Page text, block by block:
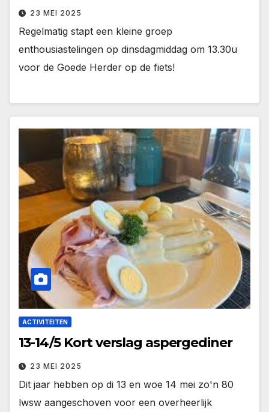
23 MEI 2025
Regelmatig stapt een kleine groep
enthousiastelingen op dinsdagmiddag om 13.30u
voor de Goede Herder op de fiets!
ACTIVITEITEN
13-14/5 Kort verslag aspergediner
23 MEI 2025
Dit jaar hebben op di 13 en woe 14 mei zo'n 80
lwsw aangeschoven voor een overheerlijk